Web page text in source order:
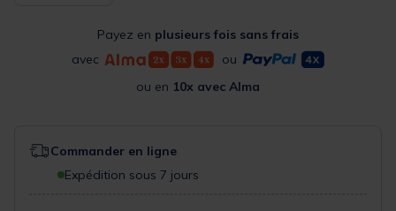
Payez en plusieurs fois sans frais
avec
ou
ou en 10x avec Alma
Commander en ligne
Expédition sous 7 jours